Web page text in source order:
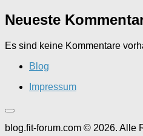
Neueste
Es sind keine Kommentare
Blog
Impressum
blog.fit-forum.com © 2026. Alle